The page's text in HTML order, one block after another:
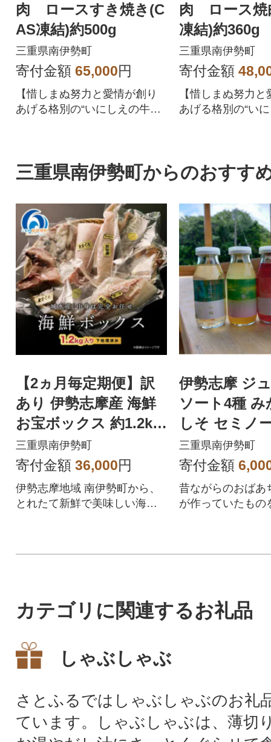
肉 ロースすき焼き(C
AS凍結)約500g
三重県南伊勢町
寄付金額 65,000円
【惜しまぬ努力と愛情が創り
あげる格別の“いにしえの牛
肉 ロース焼
凍結)約360g
三重県南伊勢町
寄付金額
【惜しまぬ努力
あげる格別の“い
三重県南伊勢町からのおすす
【2ヵ月毎定期便】訳
あり 伊勢志摩産 海鮮
お宝ボックス 約1.2kg
特産の刺身、干物など
全3回
三重県南伊勢町
寄付金額 36,000円
伊勢志摩地域 南伊勢町から、
とれたて新鮮で美味しい海産
伊勢志摩 ジュ
ソート4種 みかん 梅
しそ セミノ
ぜ しぜん村
三重県南伊勢町
寄付金額
昔ながらのおばあ
が作っていたもの
カテゴリに関連するお礼品
しゃぶしゃぶ
さとふるではしゃぶしゃぶのお礼
ています。しゃぶしゃぶは、薄切